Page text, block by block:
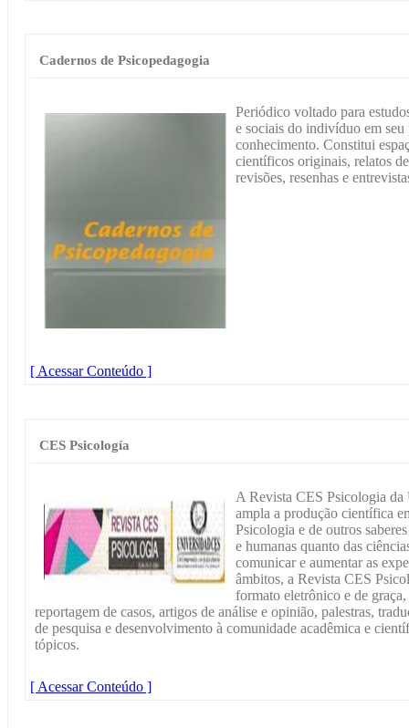
Cadernos de Psicopedagogia
Periódico voltado para
e sociais do indivíduo em seu
conhecimento. Constitui
científicos originais, relatos
revisões, resenhas e
[ Acessar Conteúdo ]
CES Psicología
A Revista CES Psicologia
ampla a produção científica
Psicologia e de outros
e humanas quanto das
comunicar e aumentar as
âmbitos, a Revista CES
formato eletrônico e de
reportagem de casos, artigos de análise e opinião, palestras,
de pesquisa e desenvolvimento à comunidade acadêmica e
tópicos.
[ Acessar Conteúdo ]